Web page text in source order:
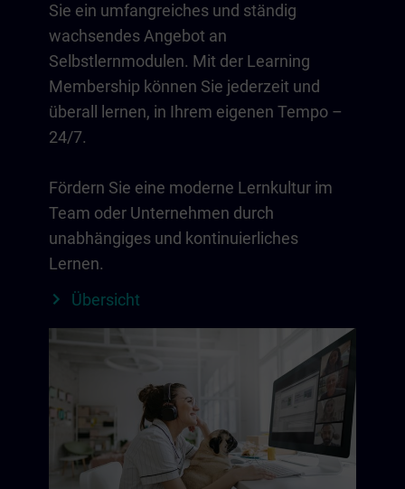
Sie ein umfangreiches und ständig
wachsendes Angebot an
Selbstlernmodulen. Mit der Learning
Membership können Sie jederzeit und
überall lernen, in Ihrem eigenen Tempo –
24/7.
Fördern Sie eine moderne Lernkultur im
Team oder Unternehmen durch
unabhängiges und kontinuierliches
Lernen.
Übersicht